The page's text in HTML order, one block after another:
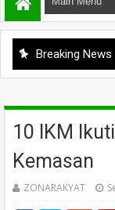
Breaking News
10 IKM
Kemasan
ZONARAKYAT